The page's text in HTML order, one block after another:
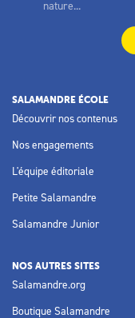
nature...
SALAMANDRE ÉCOLE
Découvrir nos contenus
Nos engagements
L'équipe éditoriale
Petite Salamandre
Salamandre Junior
NOS AUTRES SITES
Salamandre.org
Boutique Salamandre